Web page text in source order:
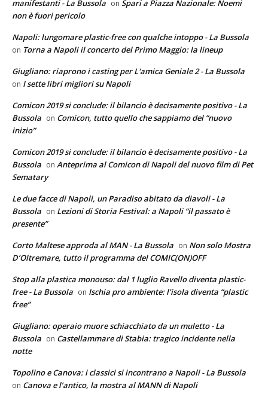
manifestanti - La Bussola on Spari a Piazza Nazionale: Noemi
non è fuori pericolo
Napoli: lungomare plastic-free con qualche intoppo - La Bussola
on Torna a Napoli il concerto del Primo Maggio: la lineup
Giugliano: riaprono i casting per L'amica Geniale 2 - La Bussola
on I sette libri migliori su Napoli
Comicon 2019 si conclude: il bilancio è decisamente positivo - La
Bussola on Comicon, tutto quello che sappiamo del “nuovo
inizio”
Comicon 2019 si conclude: il bilancio è decisamente positivo - La
Bussola on Anteprima al Comicon di Napoli del nuovo film di Pet
Sematary
Le due facce di Napoli, un Paradiso abitato da diavoli - La
Bussola on Lezioni di Storia Festival: a Napoli “il passato è
presente”
Corto Maltese approda al MAN - La Bussola on Non solo Mostra
D’Oltremare, tutto il programma del COMIC(ON)OFF
Stop alla plastica monouso: dal 1 luglio Ravello diventa plastic-
free - La Bussola on Ischia pro ambiente: l’isola diventa “plastic
free”
Giugliano: operaio muore schiacchiato da un muletto - La
Bussola on Castellammare di Stabia: tragico incidente nella
notte
Topolino e Canova: i classici si incontrano a Napoli - La Bussola
on Canova e l’antico, la mostra al MANN di Napoli